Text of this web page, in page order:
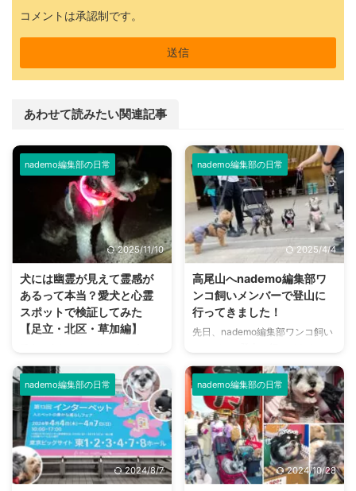
コメントは承認制です。
あわせて読みたい関連記事
nademo編集部の日常
2025/11/10
犬には幽霊が見えて霊感が
あるって本当？愛犬と心霊
スポットで検証してみた
【足立・北区・草加編】
いて唸りだしたり吠えたりした！
このようなことを経験をしたり見
たことがある方は、多いのではな
いでしょうか？ 「まさか…何かが
見えている？…」 これは検証して
みたいと思い、nademo編集部の
ワンコと一緒に心霊スポットに行
ってみることにしました。 夏の
nademo編集部の日常
2025/4/4
高尾山へnademo編集部ワ
ンコ飼いメンバーで登山に
行ってきました！
先日、nademo編集部ワンコ飼い
た！ 登ったのは観光客からの登
山者も多く、令和2年に日本遺産
に認定された東京都八王子市にあ
る「高尾山」。 私以外のメンバ
ーは登山経験者でしたが、ワンコ
と行くのは初めてとのこと。 高
尾山や、山を駆け登るワンコたち
の一日をレポートします！ 東京
nademo編集部の日常
2024/8/7
nademo編集部の日常
2024/10/28